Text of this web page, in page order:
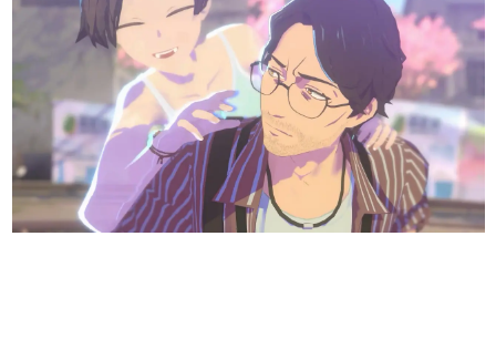
日本モバイルゲーム産業史
日本のモバイルゲーム史における主要なトピック・タイト
ルを網羅するほか、開発者へのインタビューや識者による
解説を掲載。約20年の歴史が一望できる決定版！
若ゲのいたり〜ゲームクリエイターの青春〜
『うつヌケ』『ペンと箸』等で知られるマンガ家・田中圭
一先生によるゲーム業界レポートマンガです。
なんでゲームは面白い？
ゲーム開発者・hamatsu氏がゲームの魅力を画面や操作の
具体的な形から解き明かしていく、硬派で骨太な評論連載